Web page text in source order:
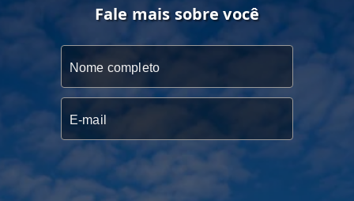
Fale mais sobre você